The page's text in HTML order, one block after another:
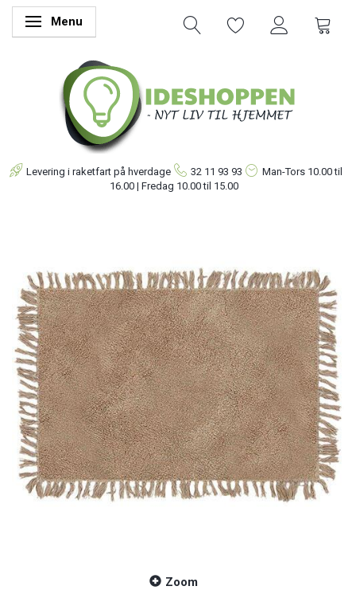
Skifte navigation
Menu
Levering i raketfart på hverdage 32 11 93 93 Man-Tors 10.00 til
16.00 | Fredag 10.00 til 15.00
Zoom